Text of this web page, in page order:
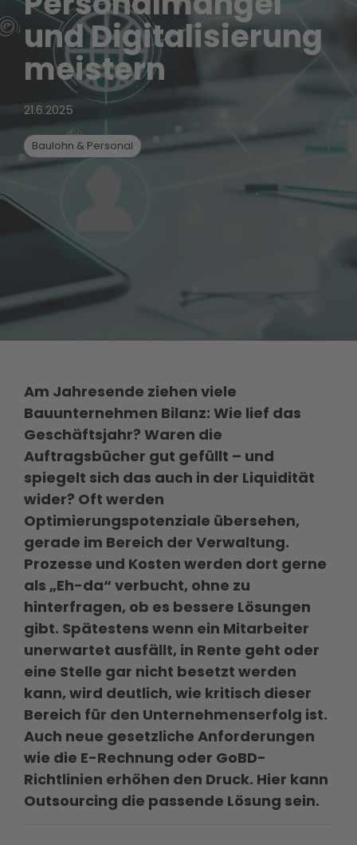
und Digitalisierung
meistern
21.6.2025
Baulohn & Personal
Am Jahresende ziehen viele
Bauunternehmen Bilanz: Wie lief das
Geschäftsjahr? Waren die
Auftragsbücher gut gefüllt – und
spiegelt sich das auch in der Liquidität
wider? Oft werden
Optimierungspotenziale übersehen,
gerade im Bereich der Verwaltung.
Prozesse und Kosten werden dort gerne
als „Eh-da“ verbucht, ohne zu
hinterfragen, ob es bessere Lösungen
gibt. Spätestens wenn ein Mitarbeiter
unerwartet ausfällt, in Rente geht oder
eine Stelle gar nicht besetzt werden
kann, wird deutlich, wie kritisch dieser
Bereich für den Unternehmenserfolg ist.
Auch neue gesetzliche Anforderungen
wie die E-Rechnung oder GoBD-
Richtlinien erhöhen den Druck. Hier kann
Outsourcing die passende Lösung sein.